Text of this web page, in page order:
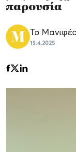
παρουσία
Το
15.4.2025